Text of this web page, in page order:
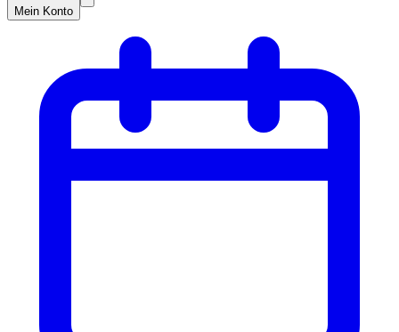
Mein Konto